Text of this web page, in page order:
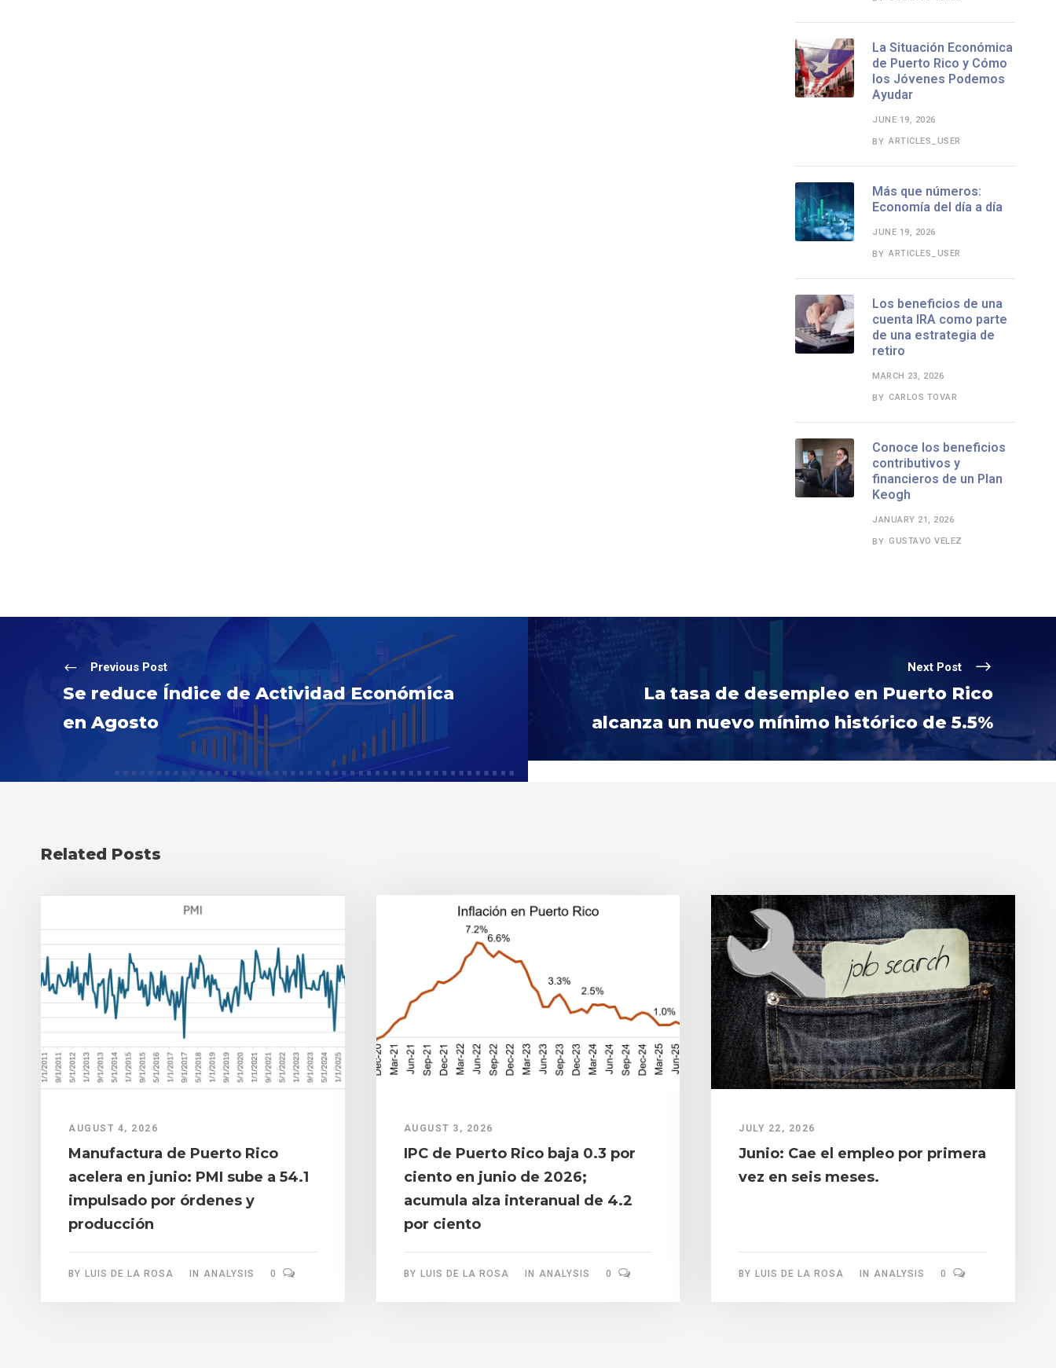
La Situación Económica
de Puerto Rico y Cómo
los Jóvenes Podemos
Ayudar
JUNE 19, 2026
BY ARTICLES_USER
Más que números:
Economía del día a día
JUNE 19, 2026
BY ARTICLES_USER
Los beneficios de una
cuenta IRA como parte
de una estrategia de
retiro
MARCH 23, 2026
BY CARLOS TOVAR
Conoce los beneficios
contributivos y
financieros de un Plan
Keogh
JANUARY 21, 2026
BY GUSTAVO VELEZ
Previous Post
Se reduce Índice de Actividad Económica
en Agosto
Next Post
La tasa de desempleo en Puerto Rico
alcanza un nuevo mínimo histórico de 5.5%
Related Posts
AUGUST 4, 2026
Manufactura de Puerto Rico
acelera en junio: PMI sube a 54.1
impulsado por órdenes y
producción
BY LUIS DE LA ROSA IN ANALYSIS 0
AUGUST 3, 2026
IPC de Puerto Rico baja 0.3 por
ciento en junio de 2026;
acumula alza interanual de 4.2
por ciento
BY LUIS DE LA ROSA IN ANALYSIS 0
JULY 22, 2026
Junio: Cae el empleo por primera
vez en seis meses.
BY LUIS DE LA ROSA IN ANALYSIS 0